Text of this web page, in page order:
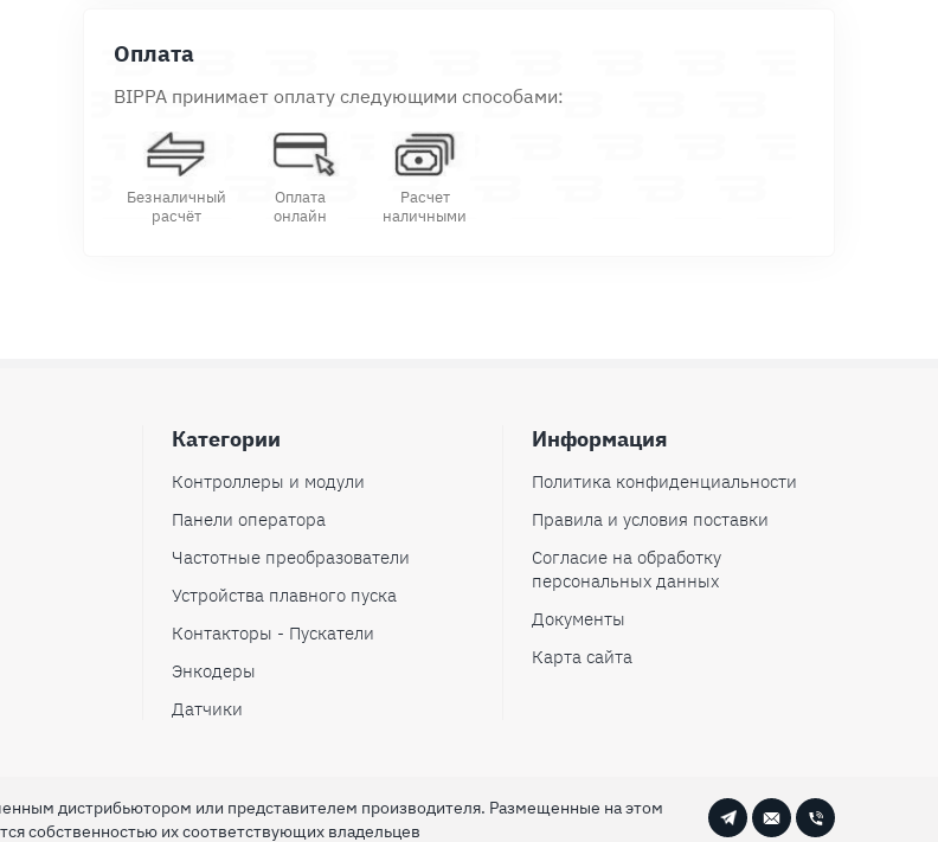
Оплата
BIPPA принимает оплату следующими способами:
Безналичный
расчёт
Оплата
онлайн
Расчет
наличными
Категории
Контроллеры и модули
Панели оператора
Частотные преобразователи
Устройства плавного пуска
Контакторы - Пускатели
Энкодеры
Датчики
Информация
Политика конфиденциальности
Правила и условия поставки
Согласие на обработку
персональных данных
Документы
Карта сайта
дистрибьютором или представителем производителя. Размещенные на этом
собственностью их соответствующих владельцев